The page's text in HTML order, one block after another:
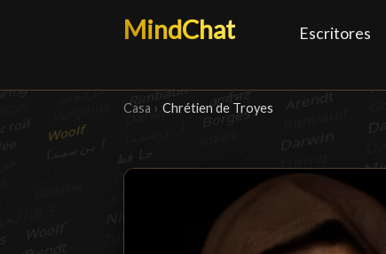
MindChat Escritores
Casa › Chrétien de Troyes